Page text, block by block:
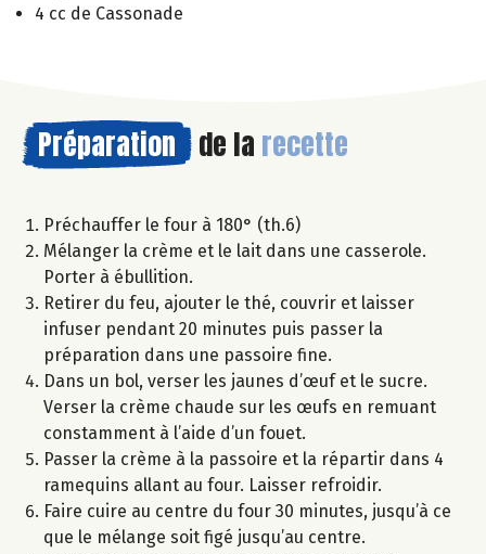
4 cc de Cassonade
Préparation de la recette
Préchauffer le four à 180° (th.6)
Mélanger la crème et le lait dans une casserole.
Porter à ébullition.
Retirer du feu, ajouter le thé, couvrir et laisser
infuser pendant 20 minutes puis passer la
préparation dans une passoire fine.
Dans un bol, verser les jaunes d’œuf et le sucre.
Verser la crème chaude sur les œufs en remuant
constamment à l’aide d’un fouet.
Passer la crème à la passoire et la répartir dans 4
ramequins allant au four. Laisser refroidir.
Faire cuire au centre du four 30 minutes, jusqu’à ce
que le mélange soit figé jusqu’au centre.